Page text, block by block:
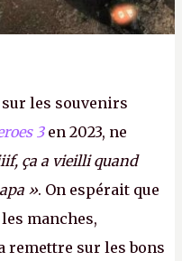
les souvenirs
3en 2023, ne
ça a vieilli quand
». On espérait que
manches,
sur les bons